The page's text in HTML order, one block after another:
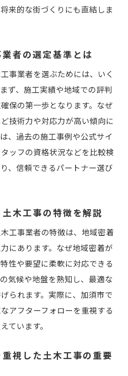
市の土木工事が最適な理由
土木工事業者の特徴を紹
工事が選ばれる理由を解説
るアフターサービスの重要
土木工事の保証内容とは何
木工事の現場に迫る
求められるスキルと資格を
職場環境と福利厚生の実態
したい土木工事会社のポイ
タッフの働きやすさを比較
加須市で選ぶ土木工事
施工実績が信頼の証となる
来的な街づくりにも直結しま
者の選定基準とは
事業者を選ぶためには、いく
ず、施工実績や地域での評判
保の第一歩となります。なぜ
技術力や対応力が高い傾向に
、過去の施工事例や公式サイ
ッフの資格状況などを比較検
、信頼できるパートナー選び
木工事の特徴を解説
工事業者の特徴は、地域密着
にあります。なぜ地域密着が
性や要望に柔軟に対応できる
気候や地盤を熟知し、最適な
られます。実際に、加須市で
アフターフォローを重視する
ています。
視した土木工事の重要